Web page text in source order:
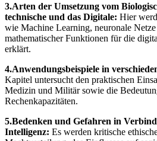
3.Arten der Umsetzung vom
technische und das Digitale: Hier
wie Machine Learning, neuronale
mathematischer Funktionen für die
erklärt.
4.Anwendungsbeispiele in
Kapitel untersucht den praktischen
Medizin und Militär sowie die
Rechenkapazitäten.
5.Bedenken und Gefahren in
Intelligenz: Es werden kritische